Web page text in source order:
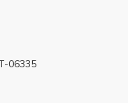
06335